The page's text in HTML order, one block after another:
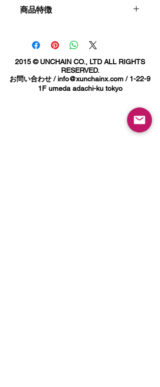
西海岸をもとより、世界を代表する
SUICIDAL TENDENCIEと、ヴォLCオMの
世界観がマッチした最強のコレクショ
ンです。
商品特徴
FLEXFITメッシュキャップ
2015 © UNCHAIN CO., LTD ALL RIGHTS
RESERVED.
お問い合わせ / info@xunchainx.com/ 1-22-9
1F umeda adachi-ku tokyo